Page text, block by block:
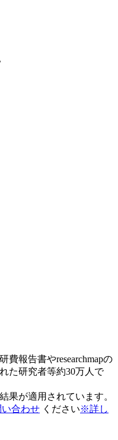
報告書やresearchmapの
た研究者等約30万人で
果が適用されています。
い合わせ ください※詳し